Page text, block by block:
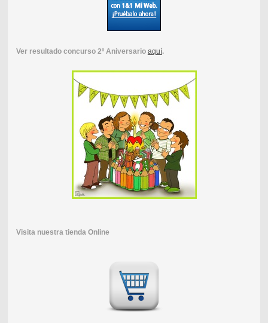
Ver resultado concurso 2º Aniversario aquí.
Visita nuestra tienda Online